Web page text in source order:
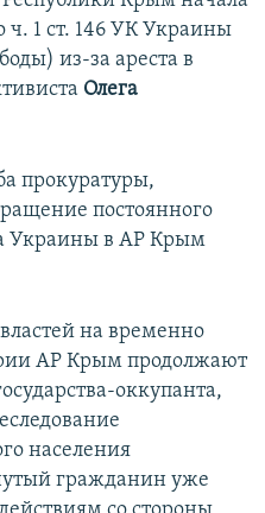
ч. 1 ст. 146 УК Украины
из-за ареста в
Олега
прокуратуры,
постоянного
Украины в АР Крым
на временно
АР Крым продолжают
оккупанта,
населения
гражданин уже